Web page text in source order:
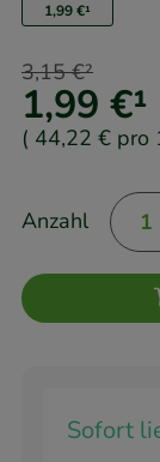
1,99 €¹
1,99 €¹
3,15 €²
( 44,22 € pro
Anzahl
Sofort